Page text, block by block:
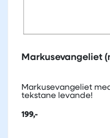
Markusevangeliet
Markusevangeliet
tekstane levande!
199,-